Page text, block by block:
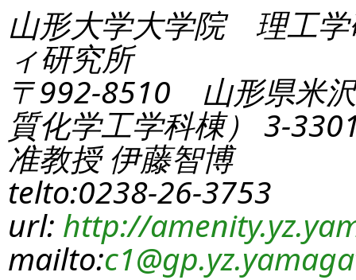
山形大学大学院 理工学
ィ研究所
〒992-8510 山形県米
質化学工学科棟） 3-
准教授 伊藤智博
telto:0238-26-3753
url: http://
mailto:c1